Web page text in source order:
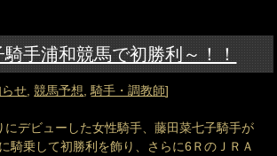
手浦和競馬で初勝利～！！
せ ,競馬予想 ,騎手・調教師]
にデビューした女性騎手、藤田菜七子騎手が
騎乗して初勝利を飾り、さらに6ＲのＪＲＡ